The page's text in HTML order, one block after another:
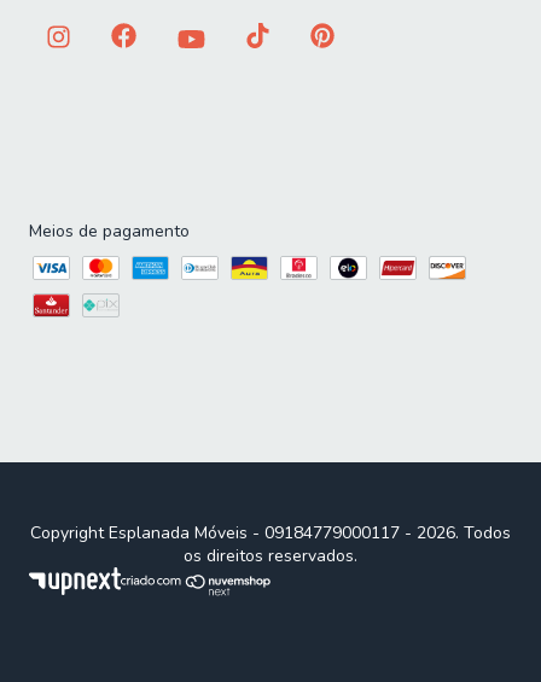
Meios de pagamento
Copyright Esplanada Móveis - 09184779000117 - 2026. Todos
os direitos reservados.